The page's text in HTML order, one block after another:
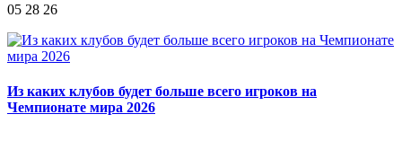
05 28 26
Из каких клубов будет больше всего игроков на
Чемпионате мира 2026